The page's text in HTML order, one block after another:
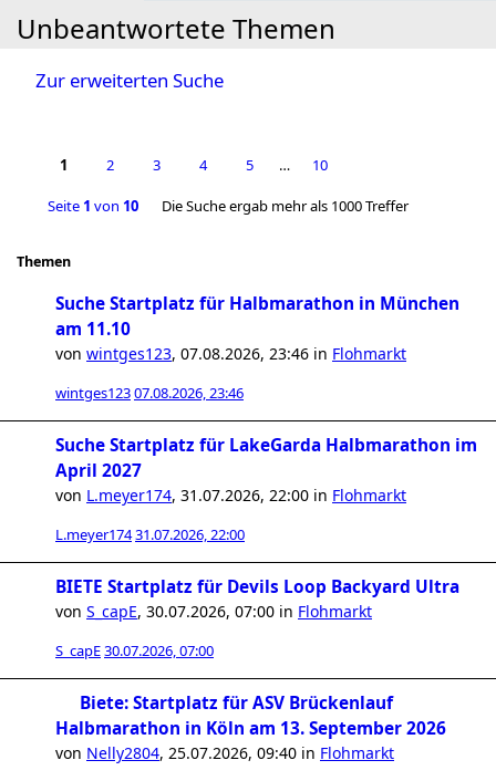
Unbeantwortete Themen
Zur erweiterten Suche
1 2 3 4 5 … 10
Seite 1 von 10 Die Suche ergab mehr als 1000 Treffer
Themen
Suche Startplatz für Halbmarathon in München
am 11.10
von wintges123, 07.08.2026, 23:46 in Flohmarkt
wintges12307.08.2026, 23:46
Suche Startplatz für LakeGarda Halbmarathon im
April 2027
von L.meyer174, 31.07.2026, 22:00 in Flohmarkt
L.meyer17431.07.2026, 22:00
BIETE Startplatz für Devils Loop Backyard Ultra
von S_capE, 30.07.2026, 07:00 in Flohmarkt
S_capE30.07.2026, 07:00
Biete: Startplatz für ASV Brückenlauf
Halbmarathon in Köln am 13. September 2026
von Nelly2804, 25.07.2026, 09:40 in Flohmarkt